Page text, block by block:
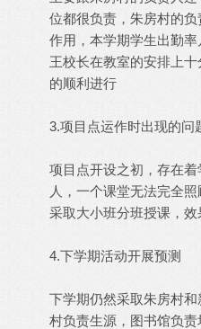
位都很负责，朱房村的
作用，本学期学生出勤
王校长在教室的安排上
的顺利进行
3.项目点运作时出现的问
项目点开设之初，存在
人，一个课堂无法完全
采取大小班分班授课，效
4.下学期活动开展预测
下学期仍然采取朱房村
村负责生源，图书馆负